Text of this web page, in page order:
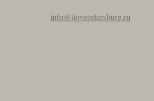
info@ilovepetersburg.ru